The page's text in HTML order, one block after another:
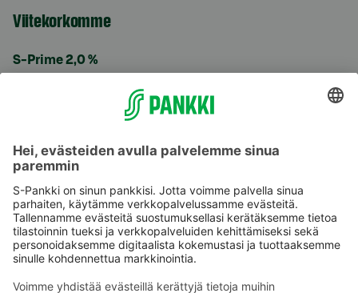
Viitekorkomme
S-Prime 2,0 %
Käyttöehdot